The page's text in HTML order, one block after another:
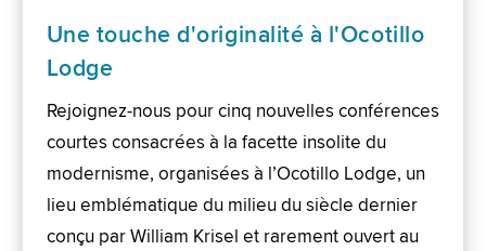
Une touche d'originalité à l'Ocotillo
Lodge
Rejoignez-nous pour cinq nouvelles conférences
courtes consacrées à la facette insolite du
modernisme, organisées à l’Ocotillo Lodge, un
lieu emblématique du milieu du siècle dernier
conçu par William Krisel et rarement ouvert au